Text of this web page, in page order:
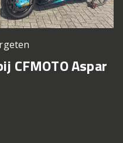
CFMOTO Aspar